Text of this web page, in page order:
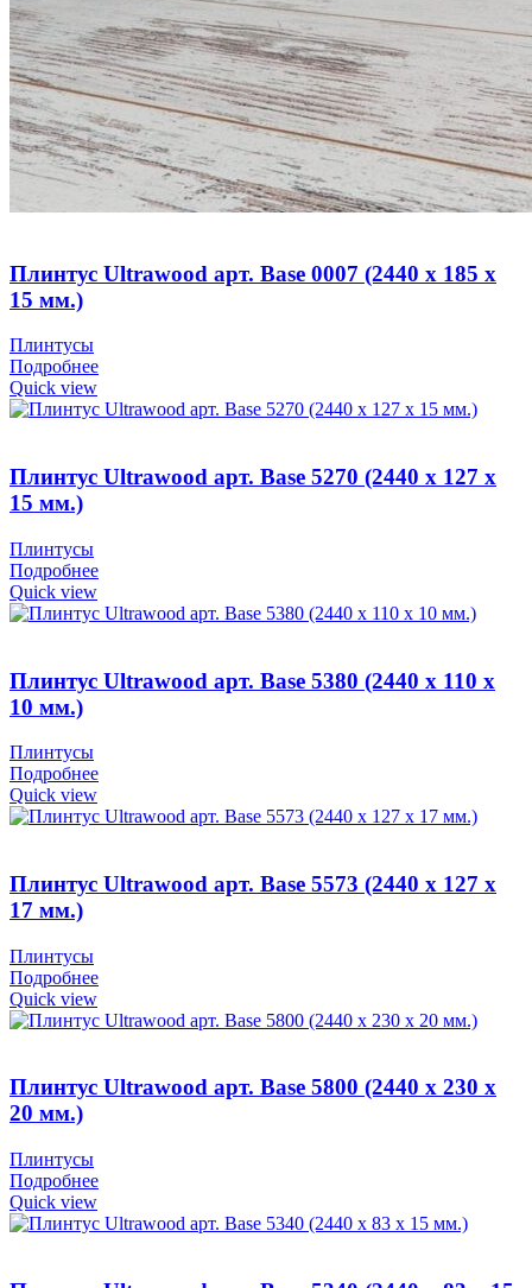
Плинтус Ultrawood арт. Base 0007 (2440 x 185 x
15 мм.)
Плинтусы
Подробнее
Quick view
Плинтус Ultrawood арт. Base 5270 (2440 x 127 x
15 мм.)
Плинтусы
Подробнее
Quick view
Плинтус Ultrawood арт. Base 5380 (2440 x 110 x
10 мм.)
Плинтусы
Подробнее
Quick view
Плинтус Ultrawood арт. Base 5573 (2440 x 127 x
17 мм.)
Плинтусы
Подробнее
Quick view
Плинтус Ultrawood арт. Base 5800 (2440 x 230 x
20 мм.)
Плинтусы
Подробнее
Quick view